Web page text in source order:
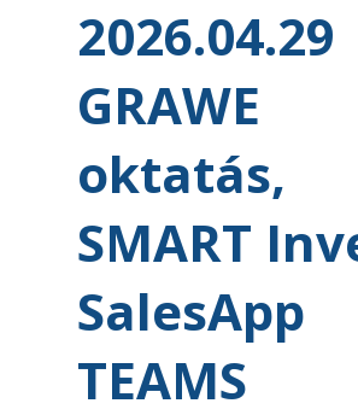
2026.04.29
GRAWE
oktatás,
SMART
SalesApp
TEAMS